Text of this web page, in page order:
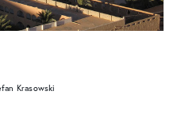
Krasowski